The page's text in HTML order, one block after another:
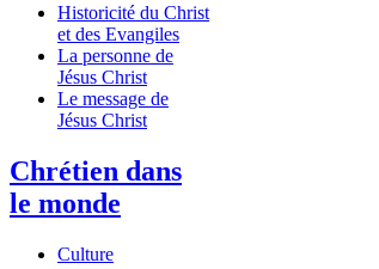
Historicité du Christ
et des Evangiles
La personne de
Jésus Christ
Le message de
Jésus Christ
Chrétien dans
le monde
Culture